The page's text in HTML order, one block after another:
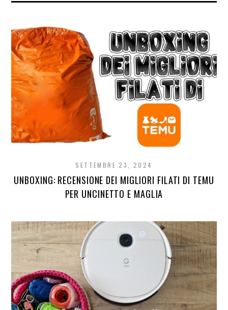
SETTEMBRE 23, 2024
UNBOXING: RECENSIONE DEI MIGLIORI FILATI DI TEMU
PER UNCINETTO E MAGLIA